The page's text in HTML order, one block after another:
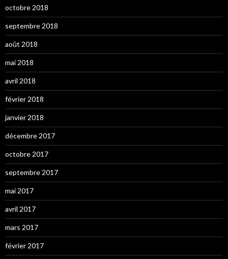
octobre 2018
septembre 2018
août 2018
mai 2018
avril 2018
février 2018
janvier 2018
décembre 2017
octobre 2017
septembre 2017
mai 2017
avril 2017
mars 2017
février 2017